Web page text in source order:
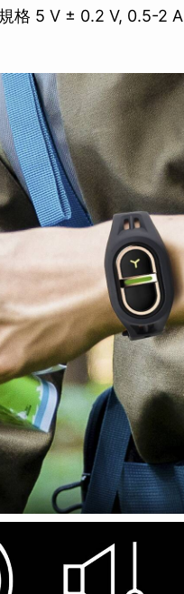
格 5 V ± 0.2 V, 0.5-2 A